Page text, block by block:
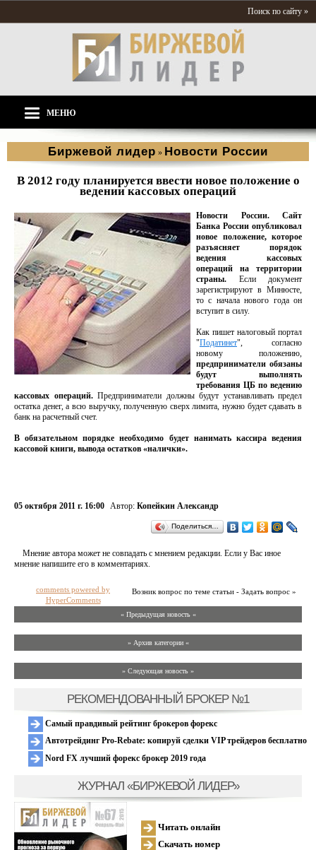
Поиск по сайту »
МЕНЮ
Биржевой лидер » Новости России
В 2012 году планируется ввести новое положение о
ведении кассовых операций
Новости России. Сайт
Банка России опубликовал
новое положение, которое
разъясняет порядок
ведения кассовых
операций на территории
страны. Если документ
зарегистрируют в Минюсте,
то с начала нового года он
вступит в силу.
Как пишет налоговый портал
"Податинет", согласно
новому положению,
предприниматели обязаны
будут выполнять
требования ЦБ по ведению
кассовых операций.Предприниматели должны будут устанавливать предел
остатка денег, а всю выручку, полученную сверх лимита, нужно будет сдавать в
банк на расчетный счет.
В обязательном порядке необходимо будет нанимать кассира ведения
кассовой книги, вывода остатков «налички».
05 октября 2011 г. 16:00 Автор: Копейкин Александр
Поделиться…
Мнение автора может не совпадать с мнением редакции. Если у Вас иное
мнение напишите его в комментариях.
Возник вопрос по теме статьи - Задать вопрос »
comments powered by
HyperComments
« Предыдущая новость «
» Архив категории «
» Следующая новость »
РЕКОМЕНДОВАННЫЙ БРОКЕР №1
Самый правдивый рейтинг брокеров форекс
Автотрейдинг Pro-Rebate: копируй сделки VIP трейдеров бесплатно
Nord FX лучший форекс брокер 2019 года
ЖУРНАЛ «БИРЖЕВОЙ ЛИДЕР»
Читать онлайн
Скачать номер